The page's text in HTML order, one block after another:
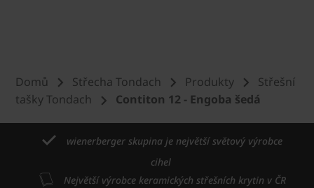
Domů Střecha Tondach Produkty
Střešní
tašky Tondach
Contiton 12 - Engoba šedá
wienerberger skupina je největší světový výrobce
cihel
Největší výrobce keramických střešních krytin v ČR